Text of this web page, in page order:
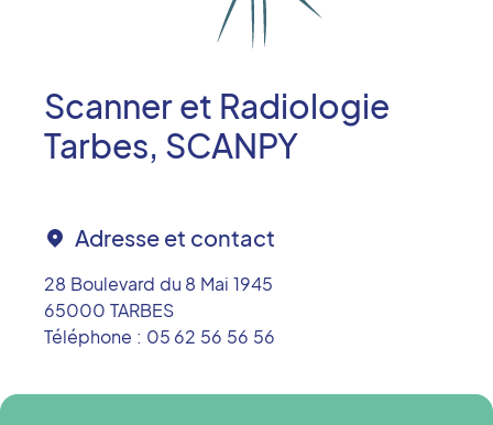
Scanner et Radiologie
Tarbes, SCANPY
Adresse et contact
28 Boulevard du 8 Mai 1945
65000 TARBES
Téléphone : 05 62 56 56 56